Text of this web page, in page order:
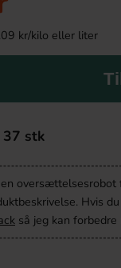
kr/kilo eller liter
37 stk
en oversættelsesrobot
Hvis
så jeg kan forbedre